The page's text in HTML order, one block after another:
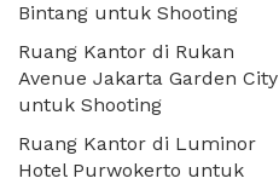
Bintang untuk Shooting
Ruang Kantor di Rukan
Avenue Jakarta Garden City
untuk Shooting
Ruang Kantor di Luminor
Hotel Purwokerto untuk